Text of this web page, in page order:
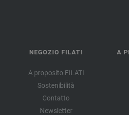
NEGOZIO FILATI
A proposito FILATI
Sostenibilità
Contatto
Newsletter
A